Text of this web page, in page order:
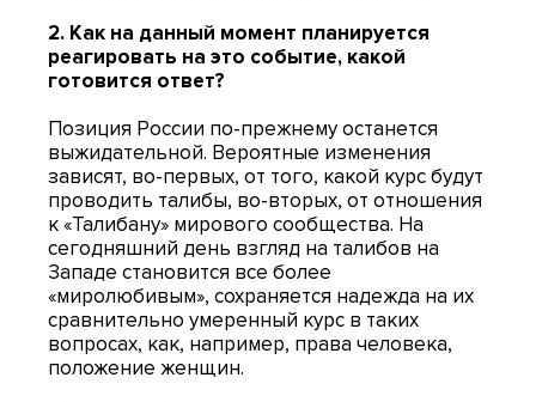
2. Как на данный момент планируется
реагировать на это событие, какой
готовится ответ?
Позиция России по-прежнему останется
выжидательной. Вероятные изменения
зависят, во-первых, от того, какой курс будут
проводить талибы, во-вторых, от отношения
к «Талибану» мирового сообщества. На
сегодняшний день взгляд на талибов на
Западе становится все более
«миролюбивым», сохраняется надежда на их
сравнительно умеренный курс в таких
вопросах, как, например, права человека,
положение женщин.